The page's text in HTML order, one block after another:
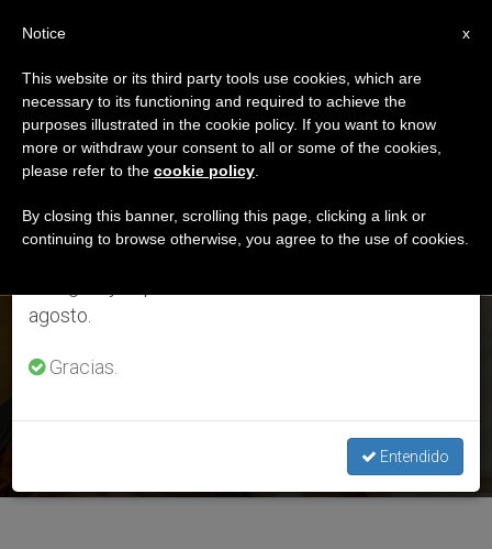
DÍA
Octubre 21st, 2024
ÚLTIMAS NOTICIAS
Anuncian nueva Encíclica del Papa dedicada al Sagrado
Corazón el 24 de octubre
×
Aviso importante
Del 27 de julio al 7 de agosto haremos la pausa
anual, aprovechando que en el periodo de verano
se generan menos informaciones y también el
agosto.
Gracias.
Entendido
x
Notice
This website or its third party tools use cookies, which are
necessary to its functioning and required to achieve the
purposes illustrated in the cookie policy. If you want to know
more or withdraw your consent to all or some of the cookies,
please refer to the cookie policy
By closing this banner, scrolling this page, clicking a link or
continuing to browse otherwise, you agree to the use of cookies.